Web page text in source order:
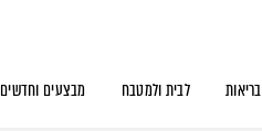
בריאות לבית ולמטבח מבצעים וחדשים